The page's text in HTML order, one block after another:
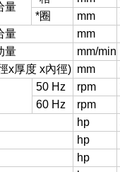
量
*圈
mm
量
mm
量
mm/min
x厚度 x內徑) mm
50 Hz rpm
60 Hz
rpm
hp
hp
hp